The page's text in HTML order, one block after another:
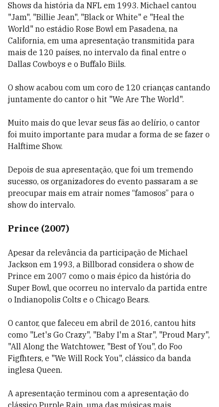
Shows da história da NFL em 1993. Michael cantou
"Jam", "Billie Jean", "Black or White" e "Heal the
World" no estádio Rose Bowl em Pasadena, na
California, em uma apresentação transmitida para
mais de 120 países, no intervalo da final entre o
Dallas Cowboys e o Buffalo Biils.
O show acabou com um coro de 120 crianças cantando
juntamente do cantor o hit "We Are The World".
Muito mais do que levar seus fãs ao delírio, o cantor
foi muito importante para mudar a forma de se fazer o
Halftime Show.
Depois de sua apresentação, que foi um tremendo
sucesso, os organizadores do evento passaram a se
preocupar mais em atrair nomes “famosos” para o
show do intervalo.
Prince (2007)
Apesar da relevância da participação de Michael
Jackson em 1993, a Billborad considera o show de
Prince em 2007 como o mais épico da história do
Super Bowl, que ocorreu no intervalo da partida entre
o Indianopolis Colts e o Chicago Bears.
O cantor, que faleceu em abril de 2016, cantou hits
como "Let's Go Crazy", "Baby I'm a Star", "Proud Mary",
"All Along the Watchtower, "Best of You", do Foo
Figfhters, e "We Will Rock You", clássico da banda
inglesa Queen.
A apresentação terminou com a apresentação do
clássico Purple Rain, uma das músicas mais